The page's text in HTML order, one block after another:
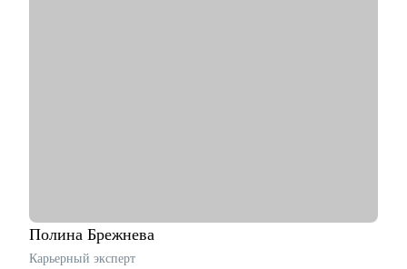
Полина Брежнева
Карьерный эксперт